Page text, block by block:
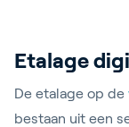
Etalage
De etalage op de
bestaan uit een